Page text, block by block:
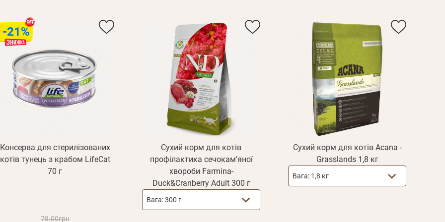
-21%
Консерва для стерилізованих
котів тунець з крабом LifeCat
70 г
78.00грн
Сухий корм для котів
профілактика сечокам'яної
хвороби Farmina-
Duck&Cranberry Adult 300 г
Вага:300 г
Сухий корм для котів Acana -
Grasslands 1,8 кг
Вага: 1,8 кг
E mail
Пароль
Пароль